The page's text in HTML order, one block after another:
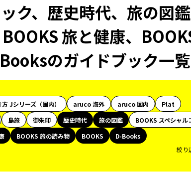
ク、歴史時代、旅の図
旅と健康、
のガイドブック一覧
Jシリーズ（国内） aruco 海外 aruco 国内
Plat
島旅 御朱印 歴史時代 旅の図鑑
BOOKS スペシャル
BOOKS 旅の読み物 BOOKS
D-Books
絞り